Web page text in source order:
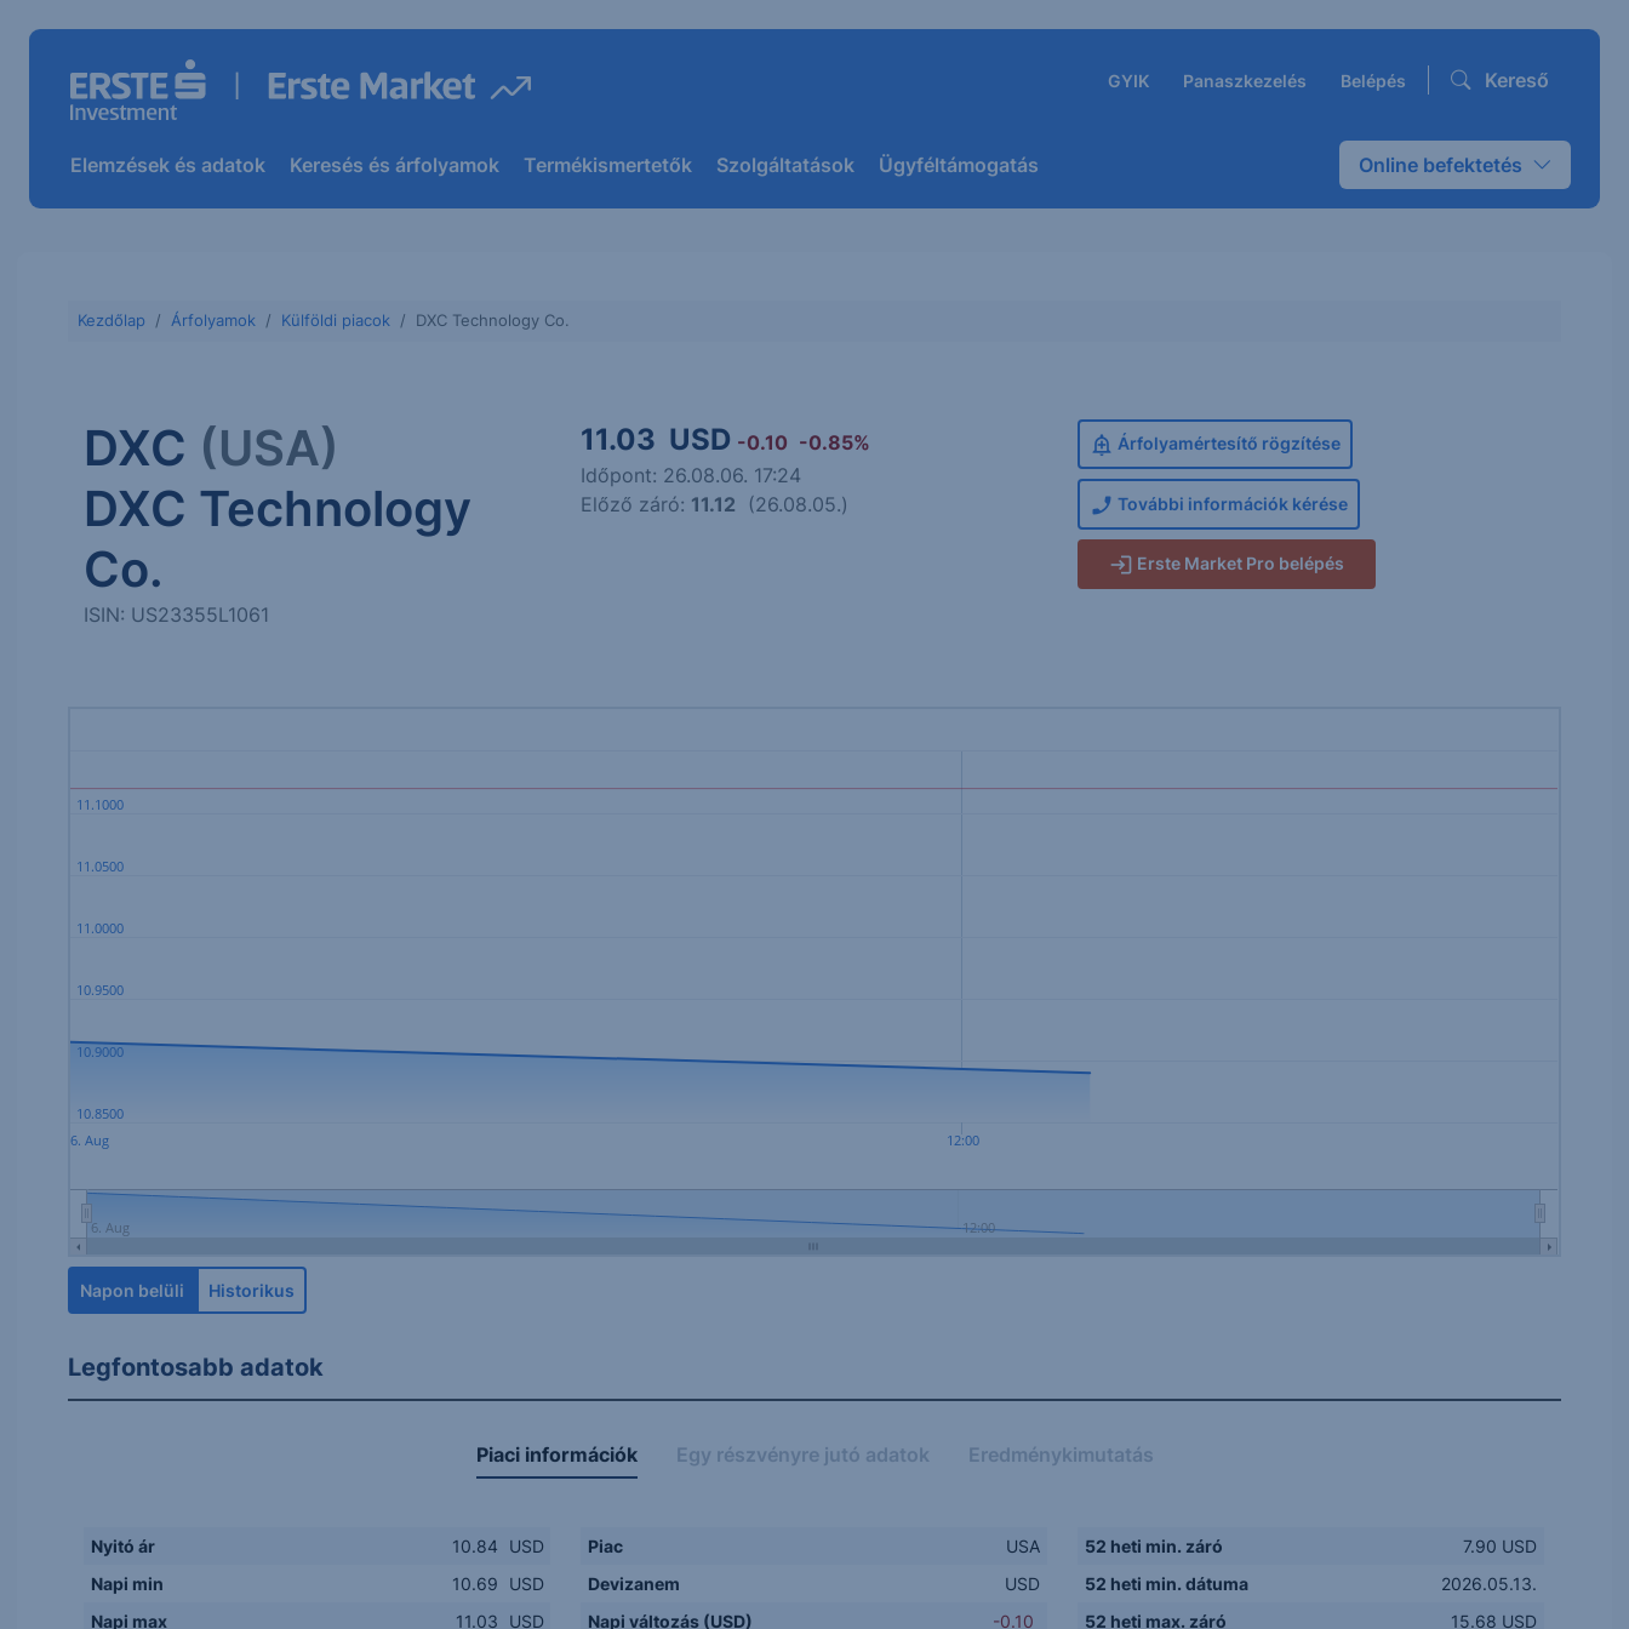
GYIK Panaszkezelés Belépés Kereső
Elemzések és adatok Keresés és árfolyamok Termékismertetők Szolgáltatások Ügyféltámogatás Online befektetés
Kezdőlap Árfolyamok Külföldi piacok DXC Technology Co.
DXC (USA)
DXC Technology
Co.
ISIN: US23355L1061
11.03 USD -0.10 -0.85%
Időpont: 26.08.06. 17:24
Előző záró: 11.12 (26.08.05.)
Árfolyamértesítő rögzítése
További információk kérése
Erste Market Pro belépés
6. Aug 12:00
6. Aug 12:00
10.8500
10.9000
10.9500
11.0000
11.0500
11.1000
Napon belüli Historikus
Legfontosabb adatok
Piaci információk Egy részvényre jutó adatok Eredménykimutatás
Nyitó ár 10.84
USD
Napi min
10.69
USD
Napi max
11.03
USD
Piac
USA
Devizanem
USD
Napi változás (USD)
-0.10
52 heti min. záró
7.90 USD
52 heti min. dátuma
2026.05.13.
52 heti max. záró
15.68 USD